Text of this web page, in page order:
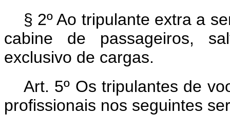
§ 2º Ao tripulante extra a
cabine de passageiros,
exclusivo de cargas.
Art. 5º Os tripulantes de
profissionais nos seguintes